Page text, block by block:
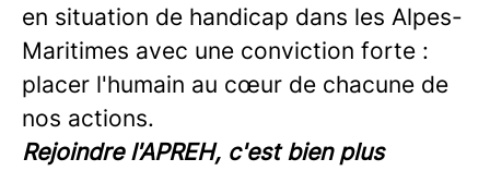
en situation de handicap dans les Alpes-
Maritimes avec une conviction forte :
placer l'humain au cœur de chacune de
nos actions.
Rejoindre l'APREH, c'est bien plus